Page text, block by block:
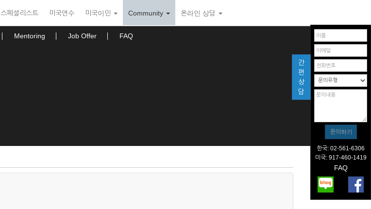
스페셜리스트 미국연수 미국이민 Community 온라인 상담
Mentoring Job Offer FAQ
간
편
상
담
한국: 02-561-6306
미국: 917-460-1419
FAQ